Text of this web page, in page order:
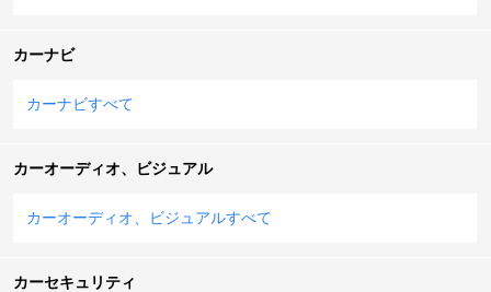
カーナビ
カーナビすべて
カーオーディオ、ビジュアル
カーオーディオ、ビジュアルすべて
カーセキュリティ